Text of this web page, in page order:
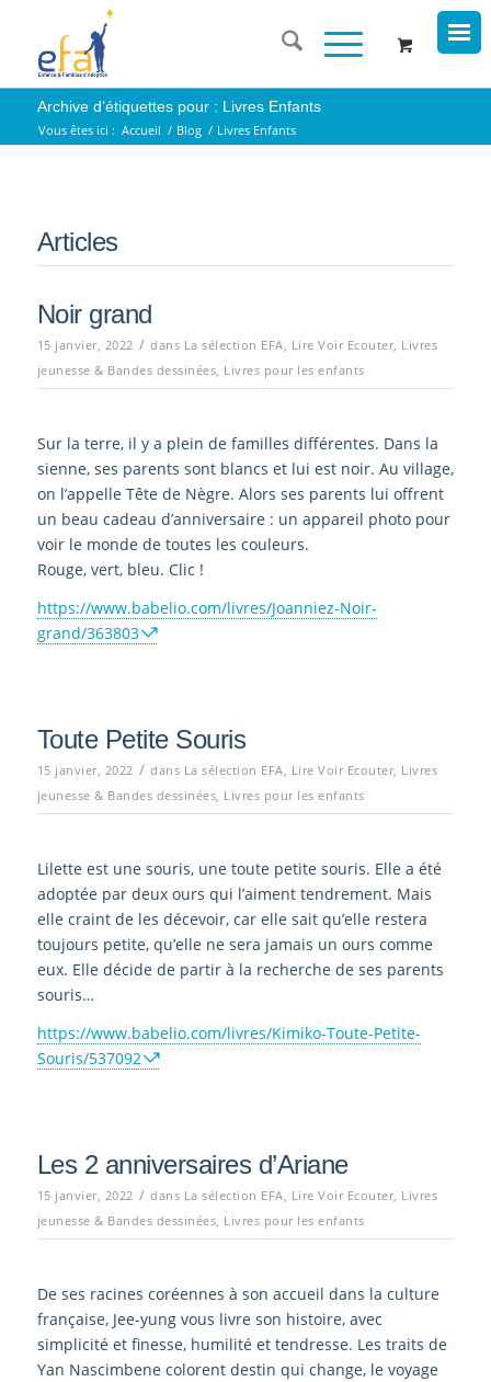
Archive d’étiquettes pour : Livres Enfants
Vous êtes ici : Accueil / Blog / Livres Enfants
Articles
Noir grand
15 janvier, 2022 / dans La sélection EFA, Lire Voir Ecouter, Livres
jeunesse & Bandes dessinées, Livres pour les enfants
Sur la terre, il y a plein de familles différentes. Dans la
sienne, ses parents sont blancs et lui est noir. Au village,
on l’appelle Tête de Nègre. Alors ses parents lui offrent
un beau cadeau d’anniversaire : un appareil photo pour
voir le monde de toutes les couleurs.
Rouge, vert, bleu. Clic !
https://www.babelio.com/livres/Joanniez-Noir-
grand/363803
Toute Petite Souris
15 janvier, 2022 / dans La sélection EFA Lire Voir Ecouter, Livres
jeunesse & Bandes dessinées Livres pour les enfants
Lilette est une souris, une toute petite souris. Elle a été
adoptée par deux ours qui l’aiment tendrement. Mais
elle craint de les décevoir, car elle sait qu’elle restera
toujours petite, qu’elle ne sera jamais un ours comme
eux. Elle décide de partir à la recherche de ses parents
souris…
https://www.babelio.com/livres/Kimiko-Toute-Petite-
Souris/537092
Les 2 anniversaires d’Ariane
15 janvier, 2022 / dans La sélection EFA Lire Voir Ecouter, Livres
jeunesse & Bandes dessinées Livres pour les enfants
De ses racines coréennes à son accueil dans la culture
française, Jee-yung vous livre son histoire, avec
simplicité et finesse, humilité et tendresse. Les traits de
Yan Nascimbene colorent destin qui change, le voyage